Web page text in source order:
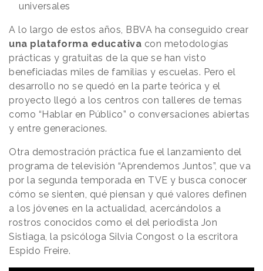
universales
A lo largo de estos años, BBVA ha conseguido crear
una plataforma educativa con metodologías
prácticas y gratuitas de la que se han visto
beneficiadas miles de familias y escuelas. Pero el
desarrollo no se quedó en la parte teórica y el
proyecto llegó a los centros con talleres de temas
como “Hablar en Público” o conversaciones abiertas
y entre generaciones.
Otra demostración práctica fue el lanzamiento del
programa de televisión “Aprendemos Juntos”, que va
por la segunda temporada en TVE y busca conocer
cómo se sienten, qué piensan y qué valores definen
a los jóvenes en la actualidad, acercándolos a
rostros conocidos como el del periodista Jon
Sistiaga, la psicóloga Silvia Congost o la escritora
Espido Freire.